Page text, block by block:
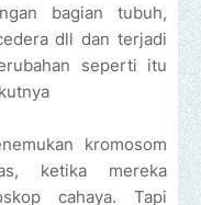
bagian tubuh,
dll dan terjadi
seperti itu
kromosom
ketika mereka
cahaya. Tapi